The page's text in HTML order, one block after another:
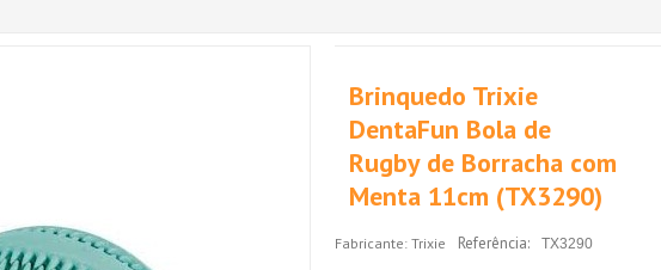
Brinquedo Trixie
DentaFun Bola de
Rugby de Borracha com
Menta 11cm (TX3290)
Fabricante: Trixie Referência: TX3290